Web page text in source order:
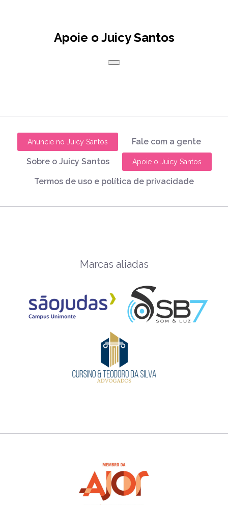
Apoie o Juicy Santos
Anuncie no Juicy Santos Fale com a gente
Sobre o Juicy Santos Apoie o Juicy Santos
Termos de uso e política de privacidade
Marcas aliadas